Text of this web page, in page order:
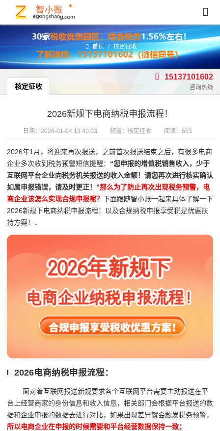
首页 / 核定征收
核定征收
15137101602
咨询热线
2026新规下电商纳税申报流程！
日期： 2026-01-04 13:40:03 频道： 核定征收 阅读：553
2026年1月，将迎来再次报送，之前首次报送结束之后，有很多电商
企业多次收到税务预警短信提醒： “您申报的增值税销售收入，少于
互联网平台企业向税务机关报送的收入金额！请您再次进行核实确认
如属申报错误，请及时更正！”那么为了防止再次出现税务预警，电
商企业该怎么实现合规申报呢？ 下面跟随智小账一起来具体了解一下
2026新规下电商纳税申报流程！以及合规纳税申报享受税是优惠扶
持方案！、
2026电商纳税申报流程：
面对着互联网报送新规要求各个互联网平台需要主动报送在平
台上经营商家的身份信息和收入信息，相关部门会根据平台报送的数
据和企业申报的数据去进行对比，如果出现差异就会触发税务预警，
所以电商企业在申报的时候需要和平台经营数据保持一致；